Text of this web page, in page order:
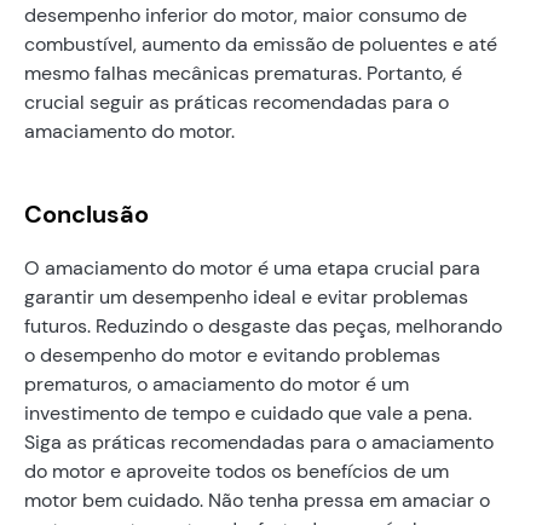
desempenho inferior do motor, maior consumo de
combustível, aumento da emissão de poluentes e até
mesmo falhas mecânicas prematuras. Portanto, é
crucial seguir as práticas recomendadas para o
amaciamento do motor.
Conclusão
O amaciamento do motor é uma etapa crucial para
garantir um desempenho ideal e evitar problemas
futuros. Reduzindo o desgaste das peças, melhorando
o desempenho do motor e evitando problemas
prematuros, o amaciamento do motor é um
investimento de tempo e cuidado que vale a pena.
Siga as práticas recomendadas para o amaciamento
do motor e aproveite todos os benefícios de um
motor bem cuidado. Não tenha pressa em amaciar o